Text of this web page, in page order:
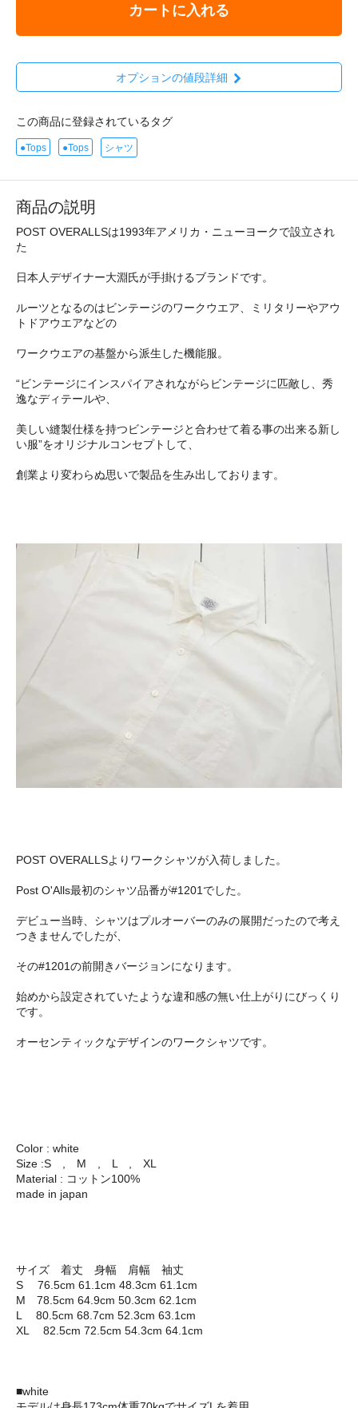
カートに入れる
オプションの値段詳細
この商品に登録されているタグ
●Tops ●Tops シャツ
商品の説明
POST OVERALLSは1993年アメリカ・ニューヨークで設立され
た
日本人デザイナー大淵氏が手掛けるブランドです。
ルーツとなるのはビンテージのワークウエア、ミリタリーやアウ
トドアウエアなどの
ワークウエアの基盤から派生した機能服。
“ビンテージにインスパイアされながらビンテージに匹敵し、秀
逸なディテールや、
美しい縫製仕様を持つビンテージと合わせて着る事の出来る新し
い服”をオリジナルコンセプトして、
創業より変わらぬ思いで製品を生み出しております。
POST OVERALLSよりワークシャツが入荷しました。
Post O'Alls最初のシャツ品番が#1201でした。
デビュー当時、シャツはプルオーバーのみの展開だったので考え
つきませんでしたが、
その#1201の前開きバージョンになります。
始めから設定されていたような違和感の無い仕上がりにびっくり
です。
オーセンティックなデザインのワークシャツです。
Color : white
Size :S , M , L , XL
Material : コットン100%
made in japan
サイズ 着丈 身幅 肩幅 袖丈
S 76.5cm 61.1cm 48.3cm 61.1cm
M 78.5cm 64.9cm 50.3cm 62.1cm
L 80.5cm 68.7cm 52.3cm 63.1cm
XL 82.5cm 72.5cm 54.3cm 64.1cm
■white